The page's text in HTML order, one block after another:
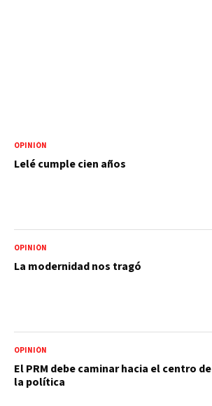
OPINIÓN
Lelé cumple cien años
OPINIÓN
La modernidad nos tragó
OPINIÓN
El PRM debe caminar hacia el centro de
la política